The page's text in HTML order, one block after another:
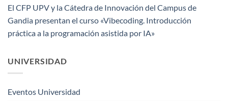
El CFP UPV y la Cátedra de Innovación del Campus de
Gandia presentan el curso «Vibecoding. Introducción
práctica a la programación asistida por IA»
UNIVERSIDAD
Eventos Universidad